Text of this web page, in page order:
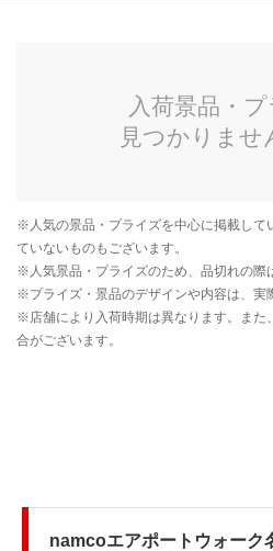
namcoエアポートウォーク